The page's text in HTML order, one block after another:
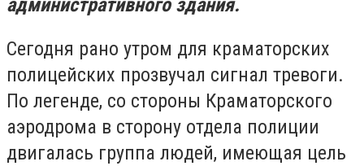
административного здания.
Сегодня рано утром для краматорских
полицейских прозвучал сигнал тревоги.
По легенде, со стороны Краматорского
аэродрома в сторону отдела полиции
двигалась группа людей, имеющая цель